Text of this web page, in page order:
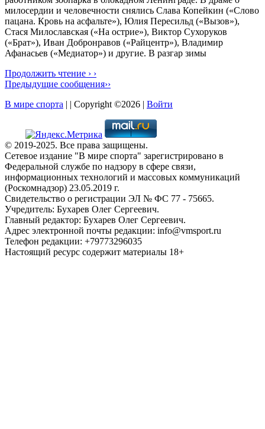
милосердии и человечности снялись Слава Копейкин («Слово
пацана. Кровь на асфальте»), Юлия Пересильд («Вызов»),
Стася Милославская («На острие»), Виктор Сухоруков
(«Брат»), Иван Добронравов («Райцентр»), Владимир
Афанасьев («Медиатор») и другие. В разгар зимы
Продолжить чтение › ›
Предыдущие сообщения››
В мире спорта | | Copyright ©2026 | Войти
© 2019-2025. Все права защищены.
Сетевое издание "В мире спорта" зарегистрировано в
Федеральной службе по надзору в сфере связи,
информационных технологий и массовых коммуникаций
(Роскомнадзор) 23.05.2019 г.
Свидетельство о регистрации ЭЛ № ФС 77 - 75665.
Учредитель: Бухарев Олег Сергеевич.
Главный редактор: Бухарев Олег Сергеевич.
Адрес электронной почты редакции: info@vmsport.ru
Телефон редакции: +79773296035
Настоящий ресурс содержит материалы 18+